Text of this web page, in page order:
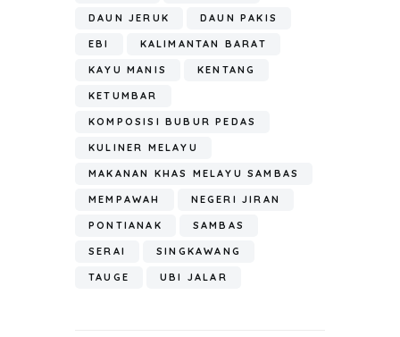
DAUN JERUK DAUN PAKIS
EBI KALIMANTAN BARAT
KAYU MANIS KENTANG
KETUMBAR
KOMPOSISI BUBUR PEDAS
KULINER MELAYU
MAKANAN KHAS MELAYU SAMBAS
MEMPAWAH NEGERI JIRAN
PONTIANAK SAMBAS
SERAI SINGKAWANG
TAUGE UBI JALAR